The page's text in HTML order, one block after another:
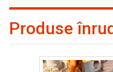
Produse